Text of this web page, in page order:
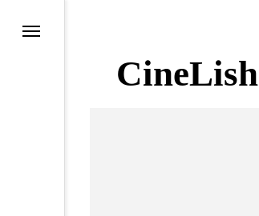
CineLish